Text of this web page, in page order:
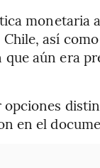
así
aún era
en el